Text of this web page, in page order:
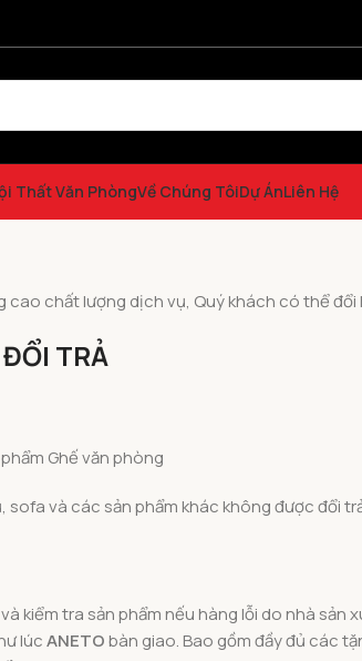
Thất Văn PhòngVề Chúng TôiDự ÁnLiên Hệ
chất lượng dịch vụ, Quý khách có thể
TRẢ
Ghế văn phòng
và các sản phẩm khác không được đổi
kiểm tra sản phẩm nếu hàng lỗi do nhà sản
lúcANETObàn giao. Bao gồm đầy đủ các